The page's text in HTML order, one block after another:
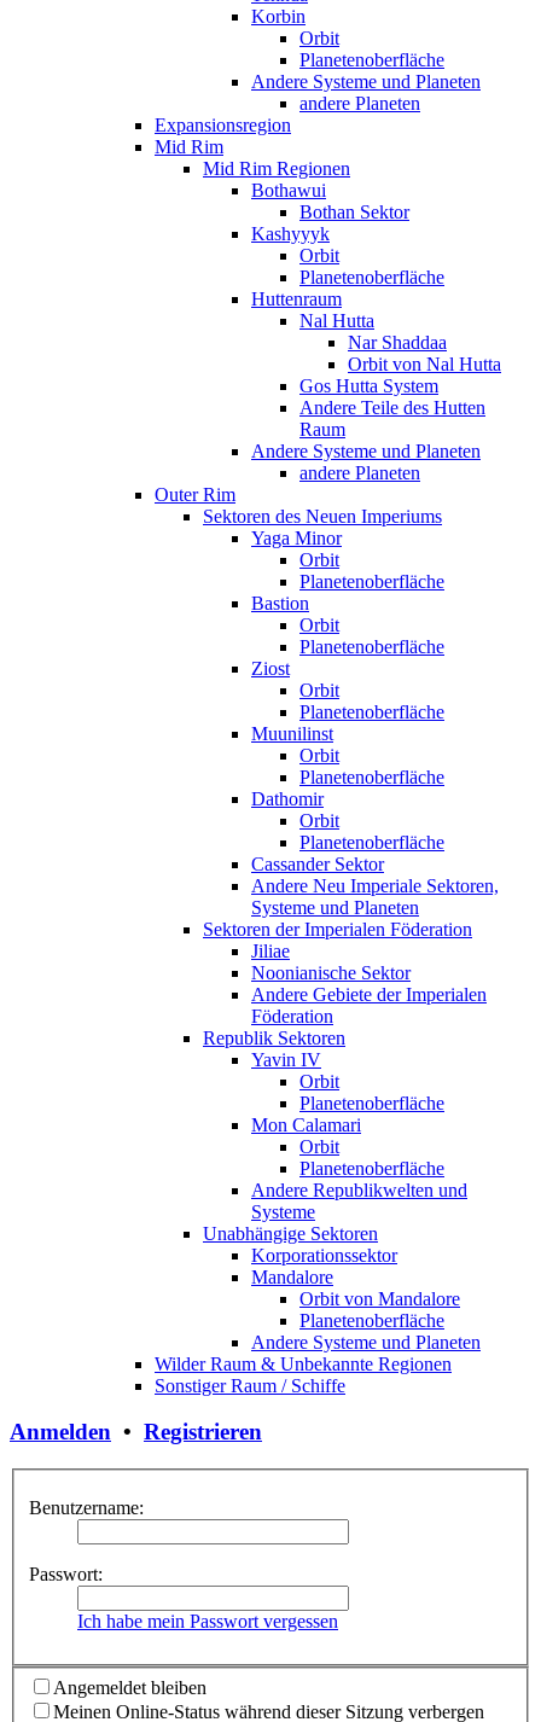
Korbin
Orbit
Planetenoberfläche
Andere Systeme und Planeten
andere Planeten
Expansionsregion
Mid Rim
Mid Rim Regionen
Bothawui
Bothan Sektor
Kashyyyk
Orbit
Planetenoberfläche
Huttenraum
Nal Hutta
Nar Shaddaa
Orbit von Nal Hutta
Gos Hutta System
Andere Teile des Hutten
Raum
Andere Systeme und Planeten
andere Planeten
Outer Rim
Sektoren des Neuen Imperiums
Yaga Minor
Orbit
Planetenoberfläche
Bastion
Orbit
Planetenoberfläche
Ziost
Orbit
Planetenoberfläche
Muunilinst
Orbit
Planetenoberfläche
Dathomir
Orbit
Planetenoberfläche
Cassander Sektor
Andere Neu Imperiale Sektoren,
Systeme und Planeten
Sektoren der Imperialen Föderation
Jiliae
Noonianische Sektor
Andere Gebiete der Imperialen
Föderation
Republik Sektoren
Yavin IV
Orbit
Planetenoberfläche
Mon Calamari
Orbit
Planetenoberfläche
Andere Republikwelten und
Systeme
Unabhängige Sektoren
Korporationssektor
Mandalore
Orbit von Mandalore
Planetenoberfläche
Andere Systeme und Planeten
Wilder Raum & Unbekannte Regionen
Sonstiger Raum / Schiffe
Anmelden • Registrieren
Benutzername:
Passwort:
Ich habe mein Passwort vergessen
Angemeldet bleiben
Meinen Online-Status während dieser Sitzung verbergen